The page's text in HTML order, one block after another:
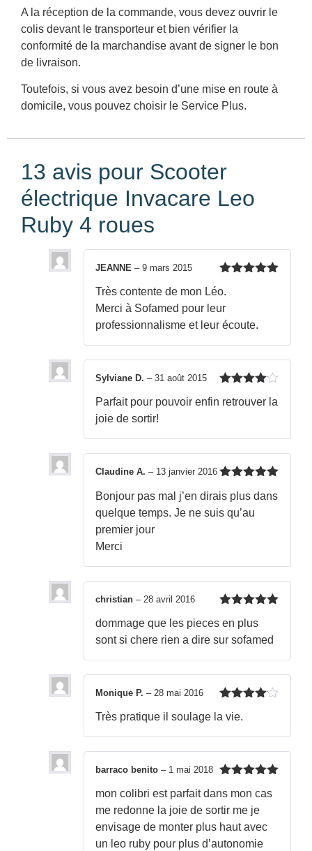
A la réception de la commande, vous devez ouvrir le
colis devant le transporteur et bien vérifier la
conformité de la marchandise avant de signer le bon
de livraison.
Toutefois, si vous avez besoin d’une mise en route à
domicile, vous pouvez choisir le Service Plus.
13 avis pour Scooter
électrique Invacare Leo
Ruby 4 roues
5
JEANNE – 9 mars 2015
Très contente de mon Léo.
Merci à Sofamed pour leur
professionnalisme et leur écoute.
sur 5
Sylviane D. – 31 août 2015
Parfait pour pouvoir enfin retrouver la
joie de sortir!
5
Claudine A. – 13 janvier 2016
Bonjour pas mal j’en dirais plus dans
quelque temps. Je ne suis qu’au
premier jour
Merci
5
christian – 28 avril 2016
dommage que les pieces en plus
sont si chere rien a dire sur sofamed
sur 5
Monique P. – 28 mai 2016
Très pratique il soulage la vie.
5
barraco benito – 1 mai 2018
mon colibri est parfait dans mon cas
me redonne la joie de sortir me je
envisage de monter plus haut avec
un leo ruby pour plus d’autonomie